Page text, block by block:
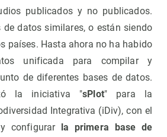
publicados y no publicados.
de datos similares, o están siendo
países. Hasta ahora no ha habido
unificada para compilar y
de diferentes bases de datos.
la iniciativa "sPlot" para la
Integrativa (iDiv), con el
configurar la primera base de